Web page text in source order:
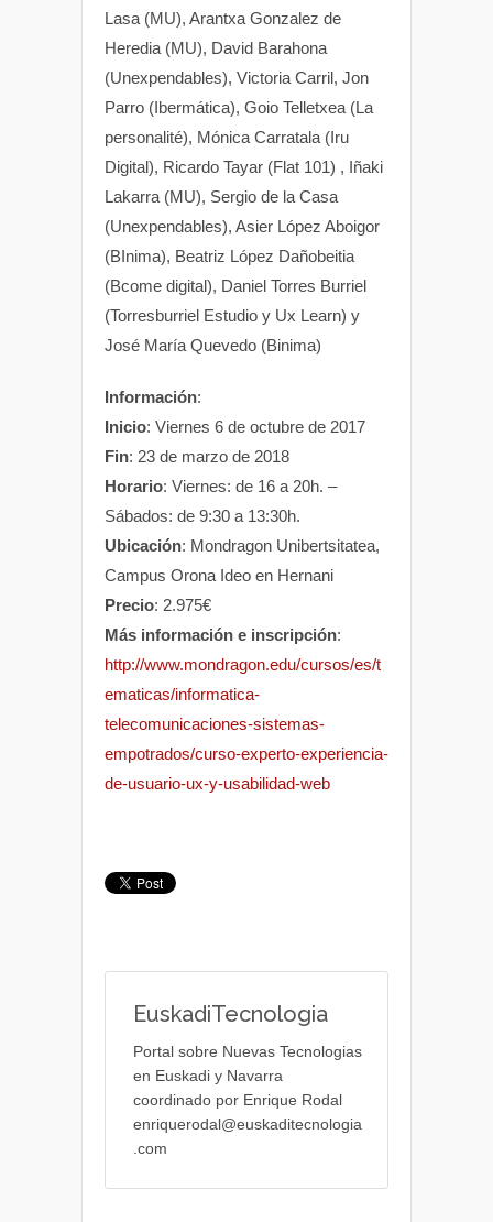
Lasa (MU), Arantxa Gonzalez de
Heredia (MU), David Barahona
(Unexpendables), Victoria Carril, Jon
Parro (Ibermática), Goio Telletxea (La
personalité), Mónica Carratala (Iru
Digital), Ricardo Tayar (Flat 101) , Iñaki
Lakarra (MU), Sergio de la Casa
(Unexpendables), Asier López Aboigor
(BInima), Beatriz López Dañobeitia
(Bcome digital), Daniel Torres Burriel
(Torresburriel Estudio y Ux Learn) y
José María Quevedo (Binima)
Información:
Inicio: Viernes 6 de octubre de 2017
Fin: 23 de marzo de 2018
Horario: Viernes: de 16 a 20h. –
Sábados: de 9:30 a 13:30h.
Ubicación: Mondragon Unibertsitatea,
Campus Orona Ideo en Hernani
Precio: 2.975€
Más información e inscripción:
http://www.mondragon.edu/cursos/es/t
ematicas/informatica-
telecomunicaciones-sistemas-
empotrados/curso-experto-experiencia-
de-usuario-ux-y-usabilidad-web
EuskadiTecnologia
Portal sobre Nuevas Tecnologias
en Euskadi y Navarra
coordinado por Enrique Rodal
enriquerodal@euskaditecnologia
.com